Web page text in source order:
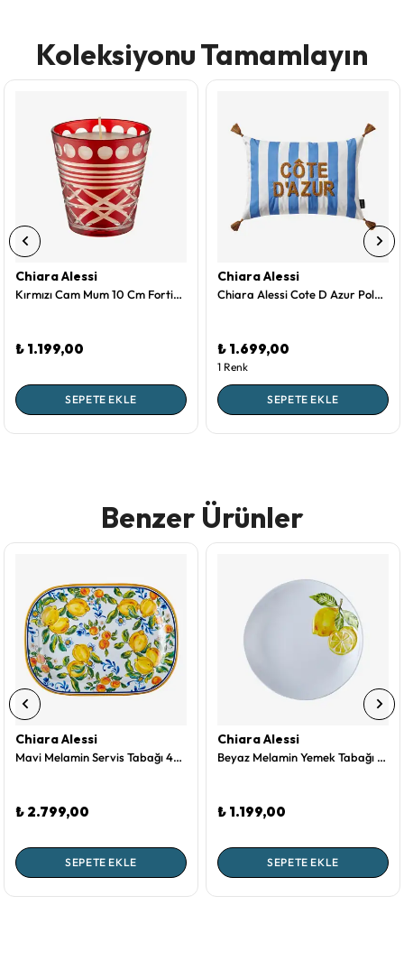
Koleksiyonu Tamamlayın
Chiara Alessi
Kırmızı Cam Mum 10 Cm Fortino Collection by Chiara Alessi
₺ 1.199,00
SEPETE EKLE
Chiara Alessi
Chiara Alessi Cote D Azur Polyester Dekoratif Yastık 35X50 Cm
₺ 1.699,00
1 Renk
SEPETE EKLE
Benzer Ürünler
Chiara Alessi
Mavi Melamin Servis Tabağı 44 Cm Capri Collection by Chiara Alessi
₺ 2.799,00
SEPETE EKLE
Chiara Alessi
Beyaz Melamin Yemek Tabağı 28 Cm Capri Collection by Chiara Alessi
₺ 1.199,00
SEPETE EKLE